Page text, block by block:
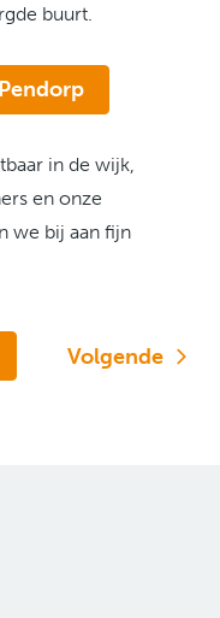
buurt.
in de wijk,
en onze
we bij aan fijn
Volgende